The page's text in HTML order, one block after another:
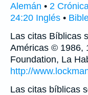
Alemán • 2
24:20 Inglés •
Las citas Bíblicas
Américas © 1986,
Foundation, La
http://
Las citas bíblicas